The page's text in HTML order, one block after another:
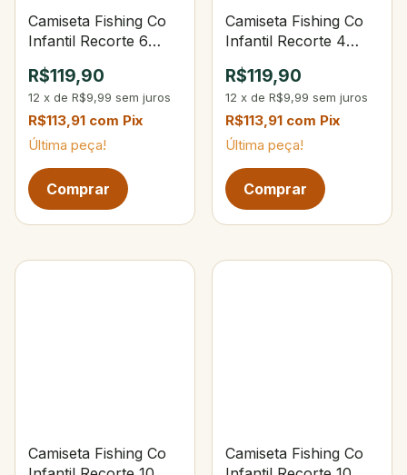
Camiseta Fishing Co
Infantil Recorte 6
R$119,90
12 x de R$9,99 sem juros
R$113,91 com Pix
Última peça!
Camiseta Fishing Co
Infantil Recorte 4
R$119,90
12 x de R$9,99 sem juros
R$113,91 com Pix
Última peça!
Camiseta Fishing Co
Camiseta Fishing Co